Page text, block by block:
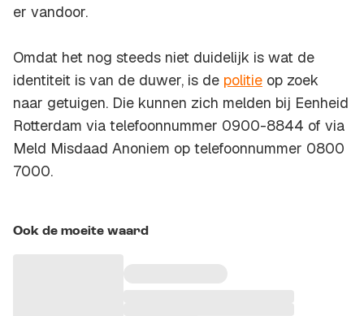
er vandoor.
Omdat het nog steeds niet duidelijk is wat de
identiteit is van de duwer, is de politie op zoek
naar getuigen. Die kunnen zich melden bij Eenheid
Rotterdam via telefoonnummer 0900-8844 of via
Meld Misdaad Anoniem op telefoonnummer 0800
7000.
Ook de moeite waard